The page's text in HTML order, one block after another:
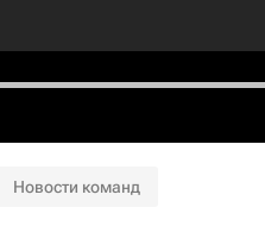
Новости команд